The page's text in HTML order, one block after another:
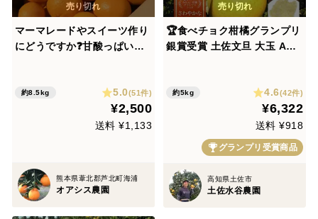
マーマレードやスイーツ作り
にどうですか❓甘酸っぱい大
約8.5kg 5.0(51件)
¥2,500
送料 ¥1,133
熊本県葦北郡芦北町海浦
オアシス農園
🏆食べチョク柑橘グランプリ
銀賞受賞 土佐文旦 大玉 A品
せ®︎ ※北海道への配送はで
きません 2027年1月下旬発
約5kg 4.6(42件)
¥6,322
送料 ¥918
グランプリ受賞商品
高知県土佐市
土佐水谷農園